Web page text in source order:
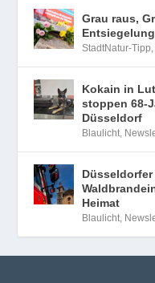
Grau raus,
StadtNatur-Tipp,
Kokain in
stoppen 68-
Düsseldorf
Blaulicht,
Heimat
Blaulicht,